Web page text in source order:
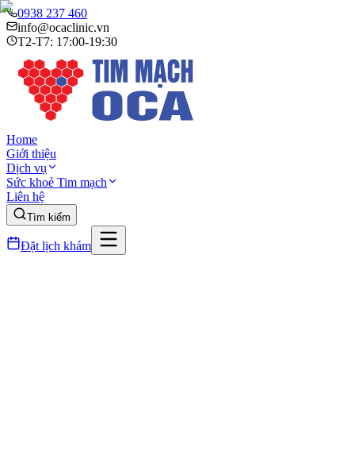
0938 237 460
info@ocaclinic.vn
T2-T7: 17:00-19:30
Home
Giới thiệu
Dịch vụ
Sức khoẻ Tim mạch
Liên hệ
Tìm kiếm
Đặt lịch khám